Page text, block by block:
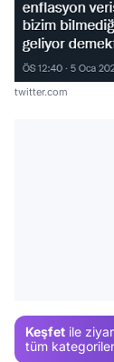
twitter.com
Keşfet ile
tüm